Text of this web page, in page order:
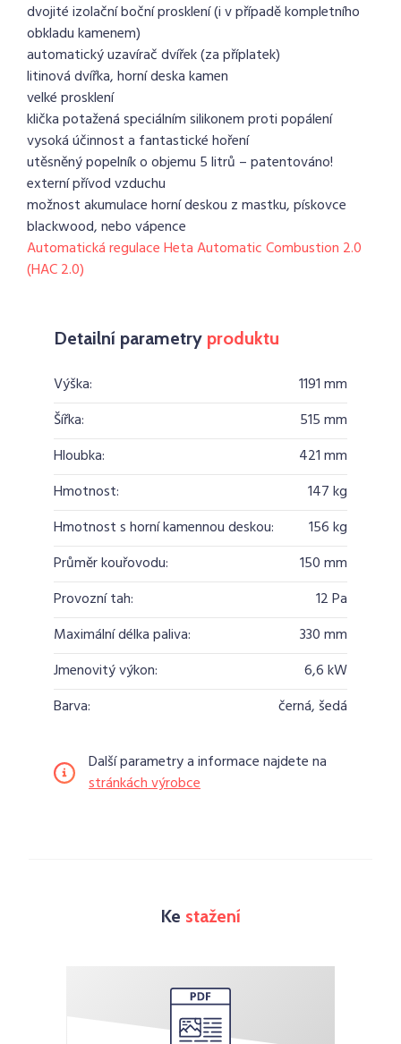
dvojité izolační boční prosklení (i v případě kompletního
obkladu kamenem)
automatický uzavírač dvířek (za příplatek)
litinová dvířka, horní deska kamen
velké prosklení
klička potažená speciálním silikonem proti popálení
vysoká účinnost a fantastické hoření
utěsněný popelník o objemu 5 litrů – patentováno!
externí přívod vzduchu
možnost akumulace horní deskou z mastku, pískovce
blackwood, nebo vápence
Automatická regulace Heta Automatic Combustion 2.0
(HAC 2.0)
Detailní parametry produktu
Výška:
1191 mm
Šířka:
515 mm
Hloubka:
421 mm
Hmotnost:
147 kg
Hmotnost s horní kamennou deskou:
156 kg
Průměr kouřovodu:
150 mm
Provozní tah:
12 Pa
Maximální délka paliva:
330 mm
Jmenovitý výkon:
6,6 kW
Barva:
černá, šedá
Další parametry a informace najdete na
stránkách výrobce
Ke stažení